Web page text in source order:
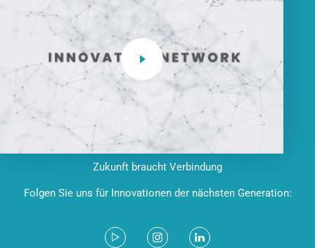
Zukunft braucht Verbindung
Folgen Sie uns für Innovationen der nächsten Generation: